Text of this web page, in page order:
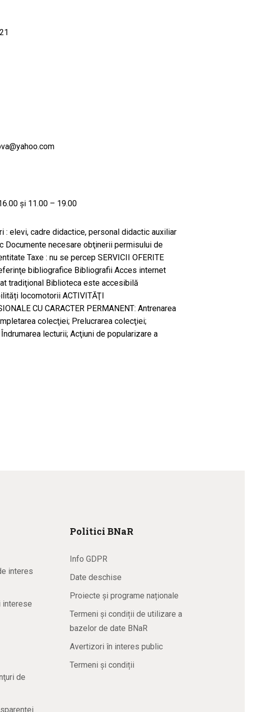
şi 11.00 – 19.00
: elevi, cadre didactice, personal didactic auxiliar
Documente necesare obţinerii permisului de
Taxe : nu se percep SERVICII OFERITE
bibliografice Bibliografii Acces internet
tradiţional Biblioteca este accesibilă
locomotorii ACTIVITĂŢI
CU CARACTER PERMANENT: Antrenarea
colecţiei; Prelucrarea colecţiei;
lecturii; Acţiuni de popularizare a
interes
interese
de
Politici BNaR
Info GDPR
Date deschise
Proiecte și programe naționale
Termeni și condiții de utilizare a
bazelor de date BNaR
Avertizori în interes public
Termeni și condiții